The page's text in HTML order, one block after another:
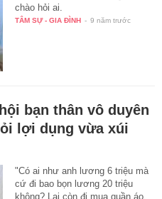
chào hỏi ai.
TÂM SỰ - GIA ĐÌNH - 9 năm trước
bạn thân vô duyên
lợi dụng vừa xúi
"Có ai như anh lương 6 triệu mà
cứ đi bao bọn lương 20 triệu
không? Lại còn đi mua quần áo,